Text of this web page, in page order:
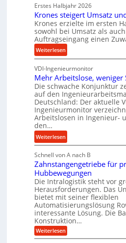
p
r
o
z
e
s
s
e
t
r
i
b
u
n
d
H
y
d
r
a
u
k
i
m
V
e
r
g
l
r
ä
z
i
s
e
u
n
d
l
a
n
g
e
b
g
e
K
u
g
e
l
g
e
Erstes Halbjahr 2026
Krones steigert Umsatz
Krones erzielte im ersten
sowohl bei Umsatz als
Auftragseingang einen
Weiterlesen:
K
r
o
n
e
s
s
e
i
g
e
r
t
U
m
s
a
t
z
VDI-Ingenieurmonitor
Mehr Arbeitslose, weniger
Die schwache Konjunktur
auf den
Deutschland: Der aktuelle
Ingenieurmonitor
Arbeitslosen in Ingenieur-
den…
Weiterlesen:
M
e
h
r
A
r
b
e
i
t
s
Schnell von A nach B
Zahnstangengetriebe für
Hubbewegungen
Die Intralogistik steht vor
Herausforderungen. Das
bietet mit seiner flexiblen
Automatisierungslösung
interessante Lösung. Die
Konstruktion…
Weiterlesen:
Z